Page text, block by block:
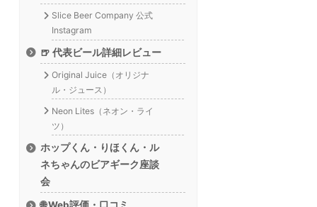
Slice Beer Company 公式
Instagram
🍺 代表ビール詳細レビュー
Original Juice（オリジナ
ル・ジュース）
Neon Lites（ネオン・ライ
ツ）
ホップくん・りほくん・ル
ネちゃんのビアギーク座談
会